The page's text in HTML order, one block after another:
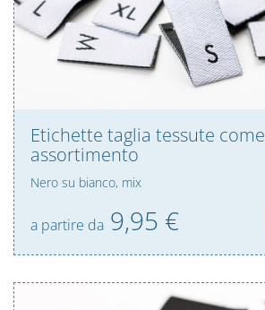
Etichette taglia tessute come
assortimento
Nero su bianco, mix
a partire da 9,95 €